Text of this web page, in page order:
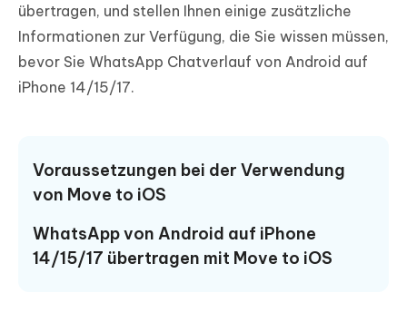
übertragen, und stellen Ihnen einige zusätzliche
Informationen zur Verfügung, die Sie wissen müssen,
bevor Sie WhatsApp Chatverlauf von Android auf
iPhone 14/15/17.
Voraussetzungen bei der Verwendung
von Move to iOS
WhatsApp von Android auf iPhone
14/15/17 übertragen mit Move to iOS